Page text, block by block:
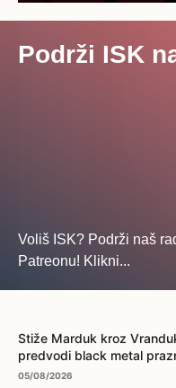
Podrži ISK
Voliš ISK? Podrži naš
Patreonu! Klikni...
Stiže Marduk kroz
predvodi black metal
05/08/2026